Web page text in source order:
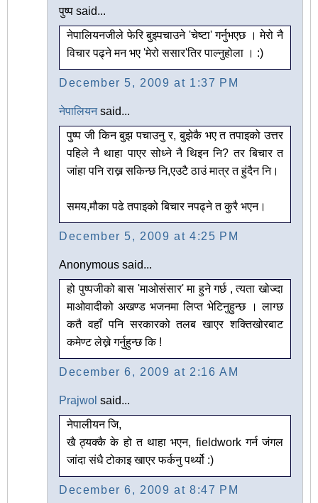
पुष्प said...
नेपालियनजीले फेरि बुझ्पचाउने 'चेष्टा' गर्नुभएछ । मेरो नै
विचार पढ्ने मन भए 'मेरो स‍सार'तिर पाल्नुहोला । :)
December 5, 2009 at 1:37 PM
नेपालियनsaid...
पुष्प जी किन बुझ पचाउनु र, बुझेकै भए त तपाइको उत्तर
पहिले नै थाहा पाएर सोध्ने नै थिइन नि? तर बिचार त
जांहा पनि राख्न सकिन्छ नि,एउटै ठाउं मात्र त हुंदैन नि।
समय,मौका पढे तपाइको बिचार नपढ्ने त कुरै भएन।
December 5, 2009 at 4:25 PM
Anonymous said...
हो पुष्पजीको बास 'माओसंसार' मा हुने गर्छ , त्यता खोज्दा
माओवादीको अखण्ड भजनमा लिप्त भेटिनुहुन्छ । लाग्छ
कतै वहाँ पनि सरकारको तलब खाएर शक्तिखोरबाट
कमेण्ट लेख्ने गर्नुहुन्छ कि !
December 6, 2009 at 2:16 AM
Prajwol said...
नेपालीयन जि,
खै ठ्यक्कै के हो त थाहा भएन, fieldwork गर्न जंगल
जांदा संधै टोकाइ खाएर फर्कनु पर्थ्यो :)
December 6, 2009 at 8:47 PM